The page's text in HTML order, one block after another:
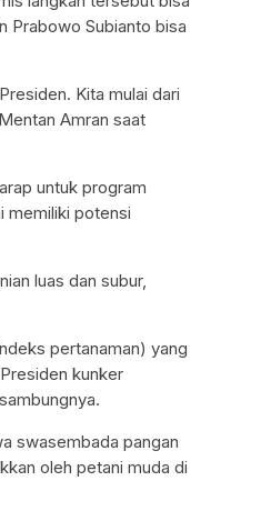
Prabowo Subianto bisa
Kita mulai dari
Amran saat
untuk program
memiliki potensi
luas dan subur,
pertanaman) yang
kunker
swasembada pangan
oleh petani muda di